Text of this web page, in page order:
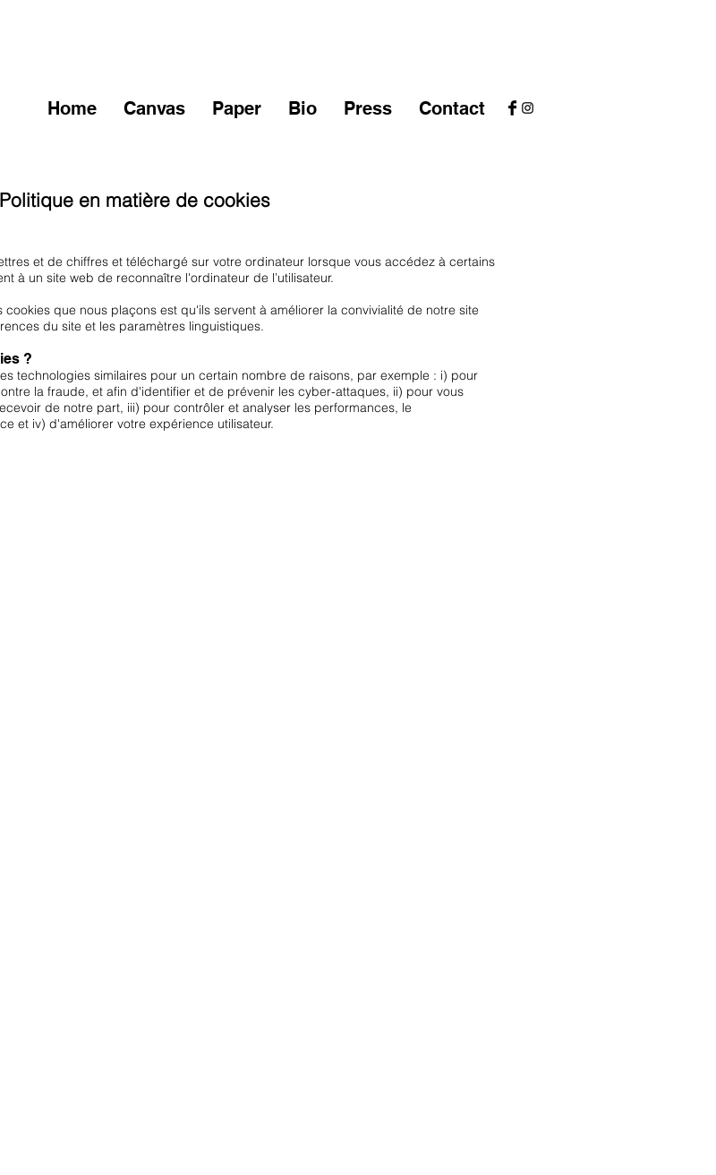
Home Canvas Paper Bio Press Contact
Politique en matière de cookies
et de chiffres et téléchargé sur votre ordinateur lorsque vous accédez à certains
à un site web de reconnaître l'ordinateur de l’utilisateur.
que nous plaçons est qu'ils servent à améliorer la convivialité de notre site
du site et les paramètres linguistiques.
?
technologies similaires pour un certain nombre de raisons, par exemple : i) pour
la fraude, et afin d'identifier et de prévenir les cyber-attaques, ii) pour vous
de notre part, iii) pour contrôler et analyser les performances, le
et iv) d'améliorer votre expérience utilisateur.